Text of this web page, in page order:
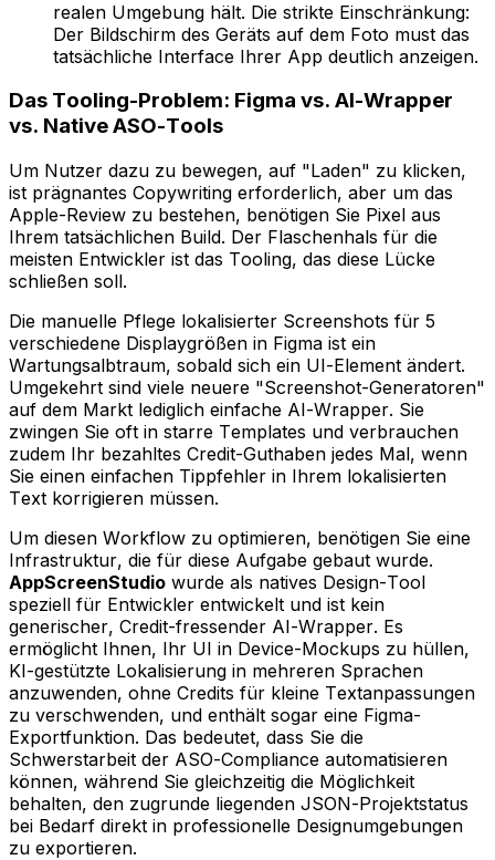
realen Umgebung hält. Die strikte Einschränkung:
Der Bildschirm des Geräts auf dem Foto must das
tatsächliche Interface Ihrer App deutlich anzeigen.
Das Tooling-Problem: Figma vs. AI-Wrapper
vs. Native ASO-Tools
Um Nutzer dazu zu bewegen, auf "Laden" zu klicken,
ist prägnantes Copywriting erforderlich, aber um das
Apple-Review zu bestehen, benötigen Sie Pixel aus
Ihrem tatsächlichen Build. Der Flaschenhals für die
meisten Entwickler ist das Tooling, das diese Lücke
schließen soll.
Die manuelle Pflege lokalisierter Screenshots für 5
verschiedene Displaygrößen in Figma ist ein
Wartungsalbtraum, sobald sich ein UI-Element ändert.
Umgekehrt sind viele neuere "Screenshot-Generatoren"
auf dem Markt lediglich einfache AI-Wrapper. Sie
zwingen Sie oft in starre Templates und verbrauchen
zudem Ihr bezahltes Credit-Guthaben jedes Mal, wenn
Sie einen einfachen Tippfehler in Ihrem lokalisierten
Text korrigieren müssen.
Um diesen Workflow zu optimieren, benötigen Sie eine
Infrastruktur, die für diese Aufgabe gebaut wurde.
AppScreenStudio wurde als natives Design-Tool
speziell für Entwickler entwickelt und ist kein
generischer, Credit-fressender AI-Wrapper. Es
ermöglicht Ihnen, Ihr UI in Device-Mockups zu hüllen,
KI-gestützte Lokalisierung in mehreren Sprachen
anzuwenden, ohne Credits für kleine Textanpassungen
zu verschwenden, und enthält sogar eine Figma-
Exportfunktion. Das bedeutet, dass Sie die
Schwerstarbeit der ASO-Compliance automatisieren
können, während Sie gleichzeitig die Möglichkeit
behalten, den zugrunde liegenden JSON-Projektstatus
bei Bedarf direkt in professionelle Designumgebungen
zu exportieren.